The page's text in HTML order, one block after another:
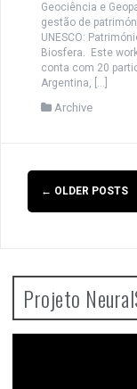
Geociência e
gestão de
UNESCO:
Biosfera. Este
conta com 20
Argentina, […]
Archive
Posts
navigation
← OLDER POSTS
Projeto